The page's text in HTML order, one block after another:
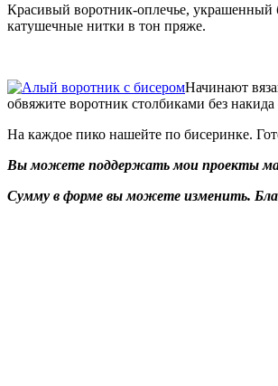
Красивый воротник-оплечье, украшенный
катушечные нитки в тон пряже.
Начинают
обвяжите воротник столбиками без
На каждое пико нашейте по бисеринке.
Вы можете поддержать мои проекты
Сумму в форме вы можете изменить.